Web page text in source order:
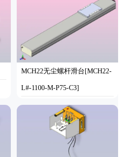
MCH22无尘螺杆滑台[MCH22-
L#-1100-M-P75-C3]
STEP